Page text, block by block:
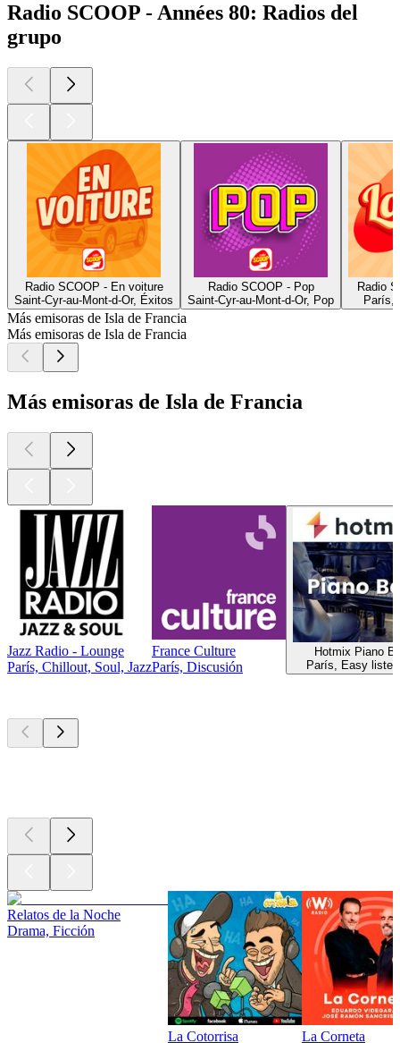
Radio SCOOP - Années 80: Radios del
grupo
Radio SCOOP - En voiture
Saint-Cyr-au-Mont-d-Or, Éxitos
Radio SCOOP - Pop
Saint-Cyr-au-Mont-d-Or, Pop
Radio
París,
Más emisoras de Isla de Francia
Más emisoras de Isla de Francia
Más emisoras de Isla de Francia
Jazz Radio - Lounge
París, Chillout, Soul, Jazz
France Culture
París, Discusión
Hotmix Piano
París, Easy
Relatos de la Noche
Drama, Ficción
La Cotorrisa La Corneta